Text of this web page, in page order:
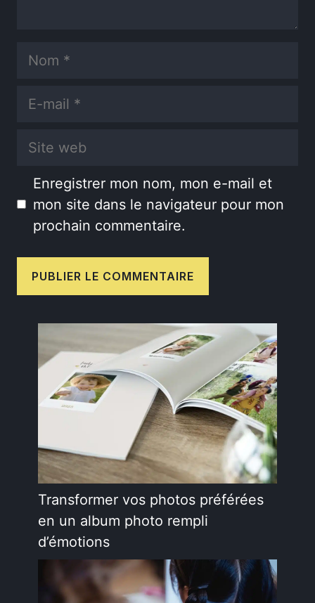
Nom
E-
Site
Enregistrer mon nom, mon e-mail et
mon site dans le navigateur pour mon
prochain commentaire.
Transformer vos photos préférées
en un album photo rempli
d’émotions